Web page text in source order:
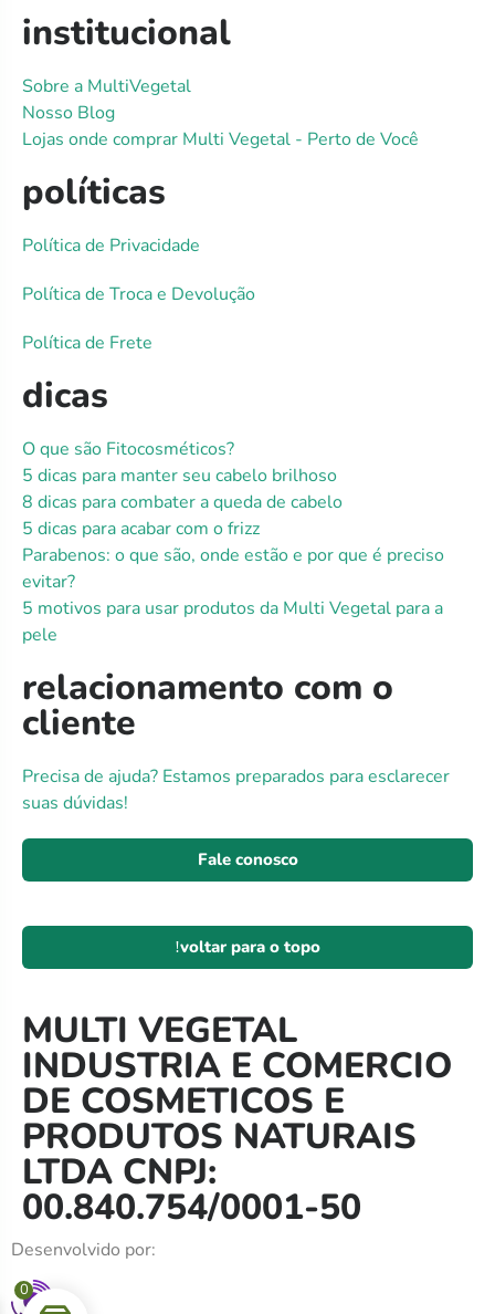
institucional
Sobre a MultiVegetal
Nosso Blog
Lojas onde comprar Multi Vegetal - Perto de Você
políticas
Política de Privacidade
Política de Troca e Devolução
Política de Frete
dicas
O que são Fitocosméticos?
5 dicas para manter seu cabelo brilhoso
8 dicas para combater a queda de cabelo
5 dicas para acabar com o frizz
Parabenos: o que são, onde estão e por que é preciso
evitar?
5 motivos para usar produtos da Multi Vegetal para a
pele
relacionamento com o
cliente
Precisa de ajuda? Estamos preparados para esclarecer
suas dúvidas!
Fale conosco
voltar para o topo
MULTI VEGETAL
INDUSTRIA E COMERCIO
DE COSMETICOS E
PRODUTOS NATURAIS
LTDA CNPJ:
00.840.754/0001-50
Desenvolvido por:
0